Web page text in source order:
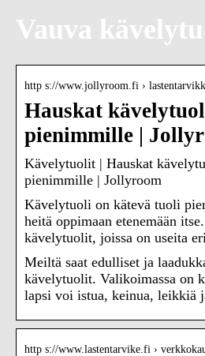
Vauva
http s://www.jollyroom.fi ›
Hauskat
pienimmille |
Kävelytuolit | Hauskat
pienimmille | Jollyroom
Kävelytuoli on kätevä tuoli
heitä oppimaan etenemään
kävelytuolit, joissa on useita
Meiltä saat edulliset ja
kävelytuolit. Valikoimassa on
lapsi voi istua, keinua, leikkiä
http s://www.lastentarvike.fi ›